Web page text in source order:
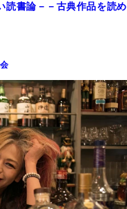
読書論－－古典作品を読め